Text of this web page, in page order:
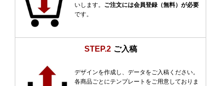
いします。 ご注文には会員登録（無料）が必要
です。
STEP.2 ご入稿
デザインを作成し、データをご入稿ください。
各商品ごとにテンプレートをご用意しておりま